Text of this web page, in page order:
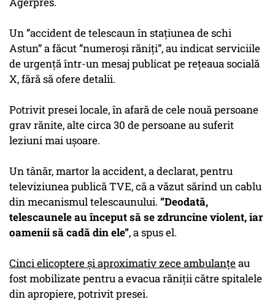
Un ”accident de telescaun în staţiunea de schi
Astun” a făcut ”numeroşi răniţi”, au indicat serviciile
de urgenţă într-un mesaj publicat pe reţeaua socială
X, fără să ofere detalii.
Potrivit presei locale, în afară de cele nouă persoane
grav rănite, alte circa 30 de persoane au suferit
leziuni mai uşoare.
Un tânăr, martor la accident, a declarat, pentru
televiziunea publică TVE, că a văzut sărind un cablu
din mecanismul telescaunului. ”Deodată,
telescaunele au început să se zdruncine violent, iar
oamenii să cadă din ele”, a spus el.
Cinci elicoptere şi aproximativ zece ambulanţeau
fost mobilizate pentru a evacua răniţii către spitalele
din apropiere, potrivit presei.